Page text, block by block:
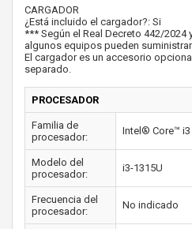
CARGADOR
¿Está incluido el cargador?: Si
*** Según el Real Decreto 442/2024
algunos equipos pueden
El cargador es un accesorio
separado.
PROCESADOR
Familia de
procesador:
Intel® Core™ i3
Modelo del
procesador:
i3-1315U
Frecuencia del
procesador:
No indicado